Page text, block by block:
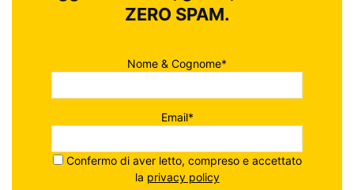
ZERO SPAM.
Nome & Cognome*
Email*
Confermo di aver letto, compreso e accettato
la privacy policy